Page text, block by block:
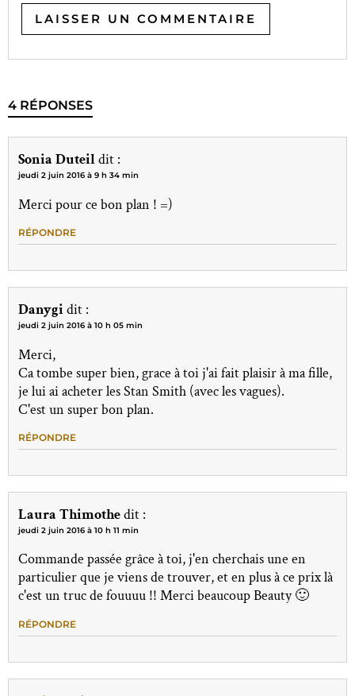
4 RÉPONSES
Sonia Duteildit :
jeudi 2 juin 2016 à 9 h 34 min
Merci pour ce bon plan ! =)
RÉPONDRE
Danygidit :
jeudi 2 juin 2016 à 10 h 05 min
Merci,
Ca tombe super bien, grace à toi j'ai fait plaisir à ma fille,
je lui ai acheter les Stan Smith (avec les vagues).
C'est un super bon plan.
RÉPONDRE
Laura Thimothedit :
jeudi 2 juin 2016 à 10 h 11 min
Commande passée grâce à toi, j'en cherchais une en
particulier que je viens de trouver, et en plus à ce prix là
c'est un truc de fouuuu !! Merci beaucoup Beauty 🙂
RÉPONDRE